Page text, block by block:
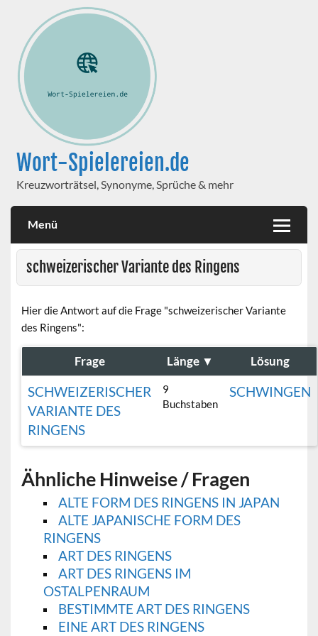
Wort-Spielereien.de
Kreuzworträtsel, Synonyme, Sprüche & mehr
Menü
schweizerischer Variante des Ringens
Hier die Antwort auf die Frage "schweizerischer Variante
des Ringens":
Frage Länge ▼ Lösung
SCHWEIZERISCHER
VARIANTE DES
RINGENS
9
Buchstaben
SCHWINGEN
Ähnliche Hinweise / Fragen
ALTE FORM DES RINGENS IN JAPAN
ALTE JAPANISCHE FORM DES
RINGENS
ART DES RINGENS
ART DES RINGENS IM
OSTALPENRAUM
BESTIMMTE ART DES RINGENS
EINE ART DES RINGENS